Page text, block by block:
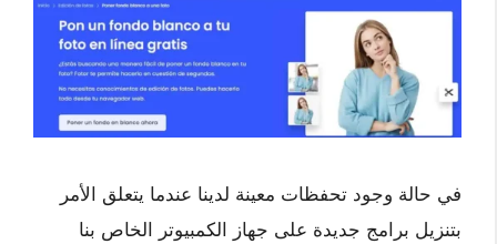
في حالة وجود تحفظات معينة لدينا عندما يتعلق الأمر
بتنزيل برامج جديدة على جهاز الكمبيوتر الخاص بنا